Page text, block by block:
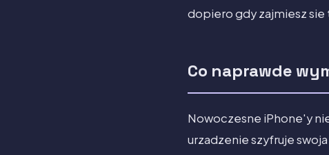
dopiero gdy zajmiesz sie
Co naprawde
Nowoczesne iPhone'y
urzadzenie szyfruje